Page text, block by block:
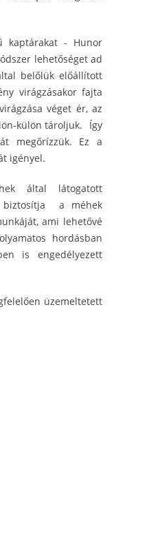
kaptárakat - Hunor
lehetőséget ad
belőlük előállított
virágzásakor fajta
véget ér, az
külön tároljuk. Így
megőrízzük. Ez a
igényel.
által látogatott
biztosítja a méhek
ami lehetővé
hordásban
is engedélyezett
üzemeltetett